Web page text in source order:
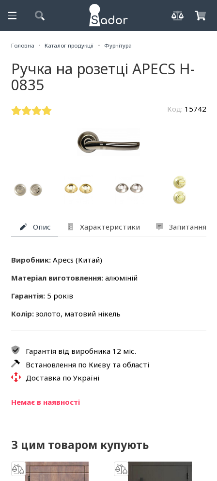
Головна Каталог продукції Фурнітура
Ручка на розетці APECS H-
0835
Код: 15742
Опис Характеристики Запитання
Виробник: Apecs (Китай)
Матеріал виготовлення:алюміній
Гарантія:5 років
Колір: золото, матовий нікель
Гарантія від виробника 12 міс.
Встановлення по Києву та області
Доставка по Україні
Немає в наявності
З цим товаром купують